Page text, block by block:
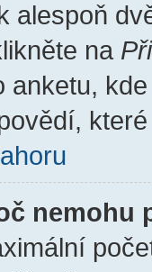
alespoň
na
anketu,
nemohu